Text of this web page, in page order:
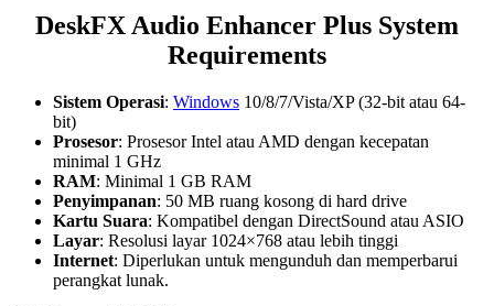
DeskFX Audio Enhancer Plus System
Requirements
Sistem Operasi: Windows 10/8/7/Vista/XP (32-bit atau 64-
bit)
Prosesor: Prosesor Intel atau AMD dengan kecepatan
minimal 1 GHz
RAM: Minimal 1 GB RAM
Penyimpanan: 50 MB ruang kosong di hard drive
Kartu Suara: Kompatibel dengan DirectSound atau ASIO
Layar: Resolusi layar 1024×768 atau lebih tinggi
Internet: Diperlukan untuk mengunduh dan memperbarui
perangkat lunak.